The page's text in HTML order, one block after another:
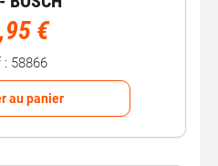
€
: 58866
au panier